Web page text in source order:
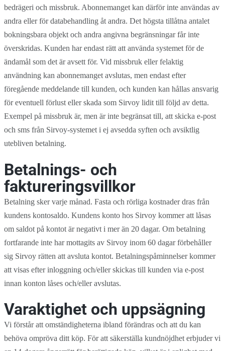
bedrägeri och missbruk. Abonnemanget kan därför inte användas av
andra eller för databehandling åt andra. Det högsta tillåtna antalet
bokningsbara objekt och andra angivna begränsningar får inte
överskridas. Kunden har endast rätt att använda systemet för de
ändamål som det är avsett för. Vid missbruk eller felaktig
användning kan abonnemanget avslutas, men endast efter
föregående meddelande till kunden, och kunden kan hållas ansvarig
för eventuell förlust eller skada som Sirvoy lidit till följd av detta.
Exempel på missbruk är, men är inte begränsat till, att skicka e-post
och sms från Sirvoy-systemet i ej avsedda syften och avsiktlig
utebliven betalning.
Betalnings- och
faktureringsvillkor
Betalning sker varje månad. Fasta och rörliga kostnader dras från
kundens kontosaldo. Kundens konto hos Sirvoy kommer att låsas
om saldot på kontot är negativt i mer än 20 dagar. Om betalning
fortfarande inte har mottagits av Sirvoy inom 60 dagar förbehåller
sig Sirvoy rätten att avsluta kontot. Betalningspåminnelser kommer
att visas efter inloggning och/eller skickas till kunden via e-post
innan konton låses och/eller avslutas.
Varaktighet och uppsägning
Vi förstår att omständigheterna ibland förändras och att du kan
behöva ompröva ditt köp. För att säkerställa kundnöjdhet erbjuder vi